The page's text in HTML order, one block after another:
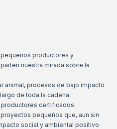
productores y
nuestra mirada sobre la
animal, procesos de bajo impacto
de toda la cadena.
productores certificados
pequeños que, aun sin
social y ambiental positivo